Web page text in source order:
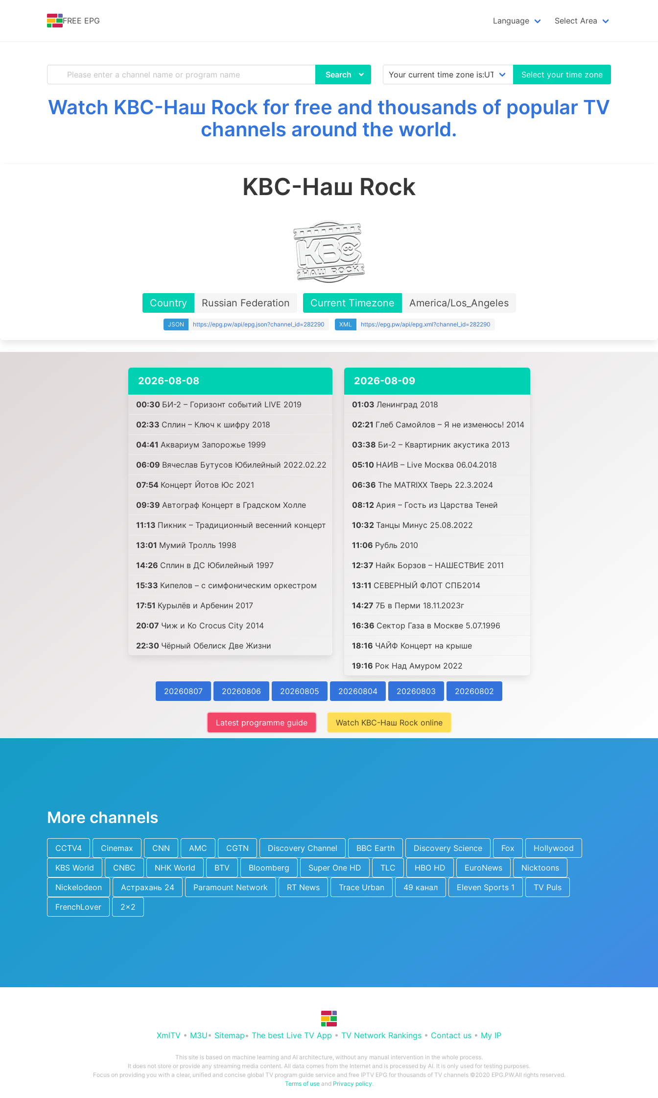
FREE EPG Language Select Area
Search Select your time zone
Watch KBC-Наш Rock for free and thousands of popular TV
channels around the world.
KBC-Наш Rock
Country Russian Federation Current Timezone America/Los_Angeles
JSON https://epg.pw/api/epg.json?channel_id=282290 XML https://epg.pw/api/epg.xml?channel_id=282290
2026-08-08
00:30 БИ-2 – Горизонт событий LIVE 2019
02:33 Сплин – Ключ к шифру 2018
04:41 Аквариум Запорожье 1999
06:09 Вячеслав Бутусов Юбилейный 2022.02.22
07:54 Концерт Йотов Юс 2021
09:39 Автограф Концерт в Градском Холле
11:13 Пикник – Традиционный весенний концерт
13:01 Мумий Тролль 1998
14:26 Сплин в ДС Юбилейный 1997
15:33 Кипелов – с симфоническим оркестром
17:51 Курылёв и Арбенин 2017
20:07 Чиж и Ко Crocus City 2014
22:30 Чёрный Обелиск Две Жизни
2026-08-09
01:03 Ленинград 2018
02:21 Глеб Самойлов – Я не изменюсь! 2014
03:38 Би-2 – Квартирник акустика 2013
05:10 НАИВ – Live Москва 06.04.2018
06:36 The MATRIXX Тверь 22.3.2024
08:12 Ария – Гость из Царства Теней
10:32 Танцы Минус 25.08.2022
11:06 Рубль 2010
12:37 Найк Борзов – НАШЕСТВИЕ 2011
13:11 СЕВЕРНЫЙ ФЛОТ СПБ2014
14:27 7Б в Перми 18.11.2023г
16:36 Сектор Газа в Москве 5.07.1996
18:16 ЧАЙФ Концерт на крыше
19:16 Рок Над Амуром 2022
20260807 20260806 20260805 20260804 20260803 20260802
Latest programme guide Watch KBC-Наш Rock online
More channels
CCTV4 Cinemax CNN AMC CGTN Discovery Channel BBC Earth Discovery Science Fox
Hollywood
KBS World
CNBC NHK World BTV Bloomberg Super One HD TLC HBO HD EuroNews
Nicktoons
Nickelodeon
Астрахань 24 Paramount Network RT News Trace Urban 49 канал Eleven Sports 1
TV Puls
FrenchLover
2x2
XmlTV • M3U• Sitemap• The best Live TV App • TV Network Rankings • Contact us • My IP
This site is based on machine learning and AI architecture, without any manual intervention in the whole process.
It does not store or provide any streaming media content. All data comes from the Internet and is processed by AI. It is only used for testing purposes.
Focus on providing you with a clear, unified and concise global TV program guide service and free IPTV EPG for thousands of TV channels ©2020 EPG.PW.All rights reserved.
Terms of useand Privacy policy.